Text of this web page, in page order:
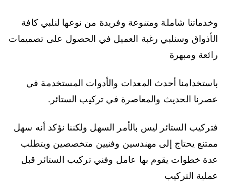
وخدماتنا شاملة ومتنوعة وفريدة من نوعها لنلبي كافة
الأذواق وسنلبي رغبة العميل في الحصول على تصميمات
رائعة ومبهرة
باستخدامنا أحدث المعدات والأدوات المستخدمة في
عصرنا الحديث والمعاصرة في تركيب الستائر.
فتركيب الستائر ليس بالأمر السهل ولكننا نؤكد أنه سهل
ممتنع يحتاج إلى مهندسين وفنيين متخصصين ويتطلب
عدة خطوات يقوم بها عامل وفني تركيب الستائر قبل
عملية التركيب